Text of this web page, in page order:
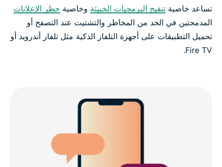
تساعد خاصية تنقيح البرمجيات الخبيثة وخاصية حظر الإعلانات
المدمجتين في الحد من المخاطر والتشتيت عند التصفح أو
تحميل التطبيقات على أجهزة التلفاز الذكية مثل تلفاز أندرويد أو
Fire TV.